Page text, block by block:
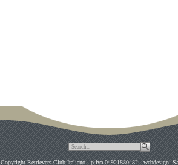
Copyright Retrievers Club Italiano - p.iva 04921880482 - webdesign: